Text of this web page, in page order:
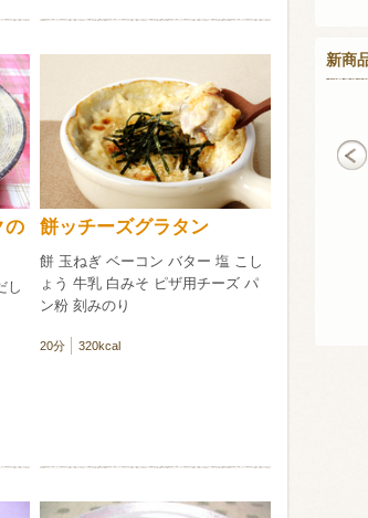
の
し
餅ッチーズグラタン
餅 玉ねぎ ベーコン バター 塩 こし
ょう 牛乳 白みそ ピザ用チーズ パ
ン粉 刻みのり
20分 320kcal
新商
750ml瓶
2026年7月14日新発売